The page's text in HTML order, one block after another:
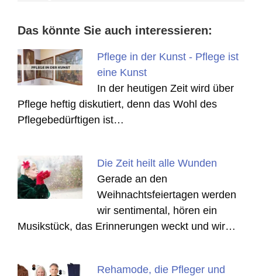
Das könnte Sie auch interessieren:
Pflege in der Kunst - Pflege ist
eine Kunst
In der heutigen Zeit wird über
Pflege heftig diskutiert, denn das Wohl des
Pflegebedürftigen ist…
Die Zeit heilt alle Wunden
Gerade an den
Weihnachtsfeiertagen werden
wir sentimental, hören ein
Musikstück, das Erinnerungen weckt und wir…
Rehamode, die Pfleger und